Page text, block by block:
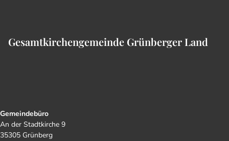
Gesamtkirchengemeinde Grünberger Land
Gemeindebüro
An der Stadtkirche 9
35305 Grünberg